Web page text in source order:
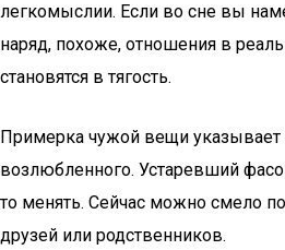
легкомыслии. Если во сне вы
наряд, похоже, отношения в
становятся в тягость.
Примерка чужой вещи указывает
возлюбленного. Устаревший
то менять. Сейчас можно смело
друзей или родственников.